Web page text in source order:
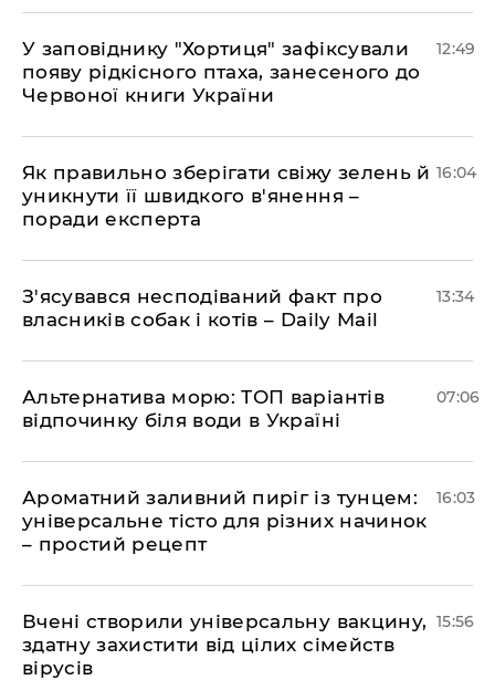
У заповіднику "Хортиця" зафіксували
появу рідкісного птаха, занесеного до
Червоної книги України
12:49
Як правильно зберігати свіжу зелень й
уникнути її швидкого в'янення –
поради експерта
16:04
З'ясувався несподіваний факт про
власників собак і котів – Daily Mail
13:34
Альтернатива морю: ТОП варіантів
відпочинку біля води в Україні
07:06
Ароматний заливний пиріг із тунцем:
універсальне тісто для різних начинок
– простий рецепт
16:03
Вчені створили універсальну вакцину,
здатну захистити від цілих сімейств
вірусів
15:56